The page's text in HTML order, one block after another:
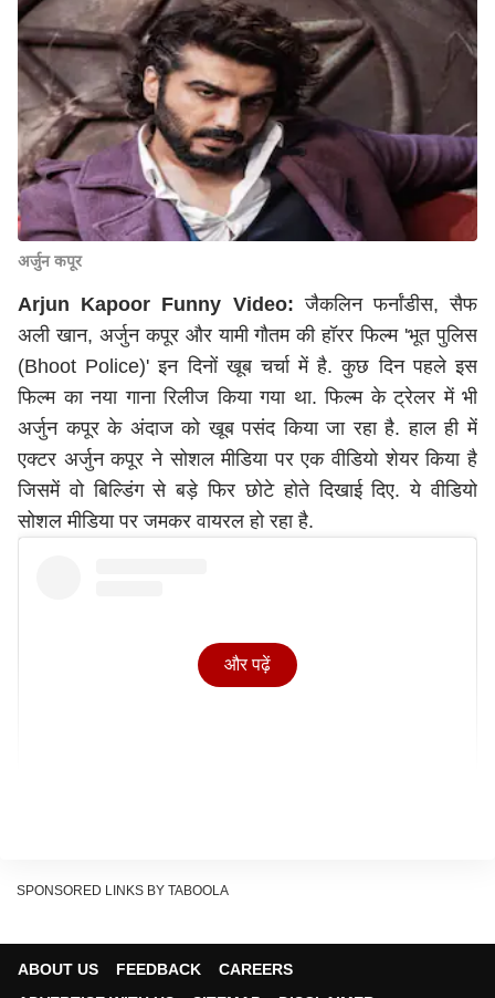
अर्जुन कपूर
Arjun Kapoor Funny Video: जैकलिन फर्नांडीस, सैफ
अली खान, अर्जुन कपूर और यामी गौतम की हॉरर फिल्म 'भूत पुलिस
(Bhoot Police)' इन दिनों खूब चर्चा में है. कुछ दिन पहले इस
फिल्म का नया गाना रिलीज किया गया था. फिल्म के ट्रेलर में भी
अर्जुन कपूर के अंदाज को खूब पसंद किया जा रहा है. हाल ही में
एक्टर अर्जुन कपूर ने सोशल मीडिया पर एक वीडियो शेयर किया है
जिसमें वो बिल्डिंग से बड़े फिर छोटे होते दिखाई दिए. ये वीडियो
सोशल मीडिया पर जमकर वायरल हो रहा है.
और पढ़ें
SPONSORED LINKS BY TABOOLA
ABOUT US FEEDBACK
CAREERS